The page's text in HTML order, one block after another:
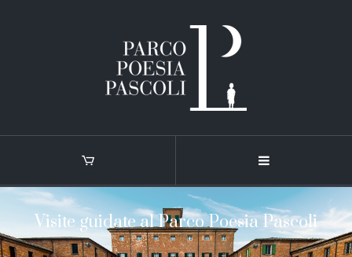
Visite guidate al Parco Poesia Pascoli